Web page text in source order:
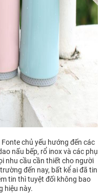
chủ yếu hướng đến các
nấu bếp, rổ inox và các phụ
nhu cầu cần thiết cho người
đến nay, bất kể ai đã tin
tin thì tuyệt đối không bao
hiệu này.